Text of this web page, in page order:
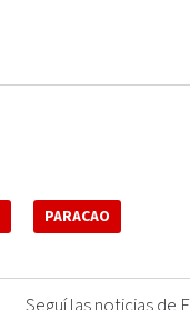
PARACAO